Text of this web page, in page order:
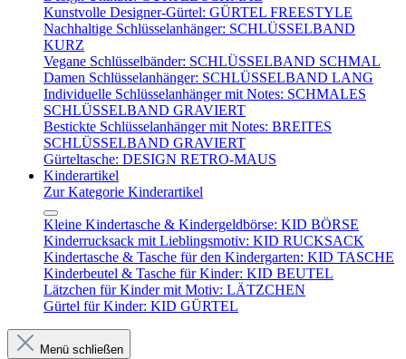
Kunstvolle Designer-Gürtel: GÜRTEL FREESTYLE
Nachhaltige Schlüsselanhänger: SCHLÜSSELBAND
KURZ
Vegane Schlüsselbänder: SCHLÜSSELBAND SCHMAL
Damen Schlüsselanhänger: SCHLÜSSELBAND LANG
Individuelle Schlüsselanhänger mit Notes: SCHMALES
SCHLÜSSELBAND GRAVIERT
Bestickte Schlüsselanhänger mit Notes: BREITES
SCHLÜSSELBAND GRAVIERT
Gürteltasche: DESIGN RETRO-MAUS
Kinderartikel
Zur Kategorie Kinderartikel
Kleine Kindertasche & Kindergeldbörse: KID BÖRSE
Kinderrucksack mit Lieblingsmotiv: KID RUCKSACK
Kindertasche & Tasche für den Kindergarten: KID TASCHE
Kinderbeutel & Tasche für Kinder: KID BEUTEL
Lätzchen für Kinder mit Motiv: LÄTZCHEN
Gürtel für Kinder: KID GÜRTEL
Menü schließen